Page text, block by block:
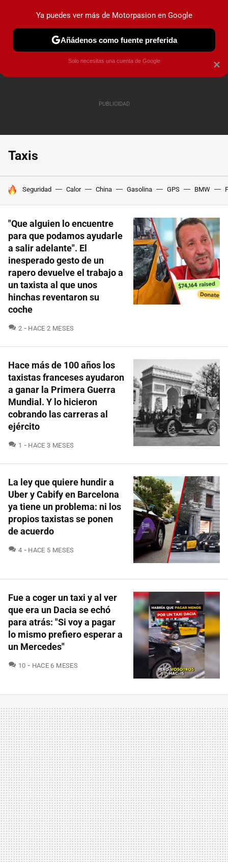
PRUEBAS COCHES ELÉCTRICOS OBSERVATORIO
Taxis
HOY SE HABLA DE
Seguridad Calor China Gasolina GPS BMW
"Que alguien lo encuentre
para que podamos ayudarle
a salir adelante". El
inesperado gesto de un
rapero devuelve el trabajo a
un taxista al que unos
hinchas reventaron su
coche
2 COMENTARIOS
HACE 2 MESES
Hace más de 100 años los
taxistas franceses ayudaron
a ganar la Primera Guerra
Mundial. Y lo hicieron
cobrando las carreras al
ejército
1 COMENTARIOS
HACE 3 MESES
La ley que quiere hundir a
Uber y Cabify en Barcelona
ya tiene un problema: ni los
propios taxistas se ponen
de acuerdo
4 COMENTARIOS
HACE 5 MESES
Fue a coger un taxi y al ver
que era un Dacia se echó
para atrás: "Si voy a pagar
lo mismo prefiero esperar a
un Mercedes"
10 COMENTARIOS
HACE 6 MESES
×
Ya puedes ver más de Motorpasion en Google
Añádenos como fuente preferida
Solo necesitas una cuenta de Google